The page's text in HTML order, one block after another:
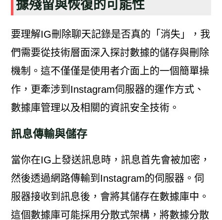
據殘留與恢復的可能性
要理解IG刪除聊天記錄是否真的「消失」，我
們需要從技術層面深入探討數據的儲存與刪除
機制。這不僅僅是使用者介面上的一個簡單操
作，更牽涉到Instagram伺服器的運作方式、
數據庫管理以及相關的資訊安全技術。
訊息傳輸與儲存
當你在IG上發送訊息時，訊息首先會被加密，
然後透過網路傳輸到Instagram的伺服器。伺
服器接收到訊息後，會將其儲存在數據庫中。
這個數據庫可能採用分散式架構，將數據分散